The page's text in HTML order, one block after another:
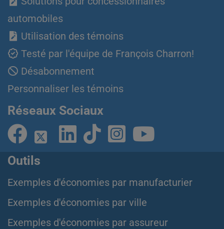
automobiles
Utilisation des témoins
Testé par l'équipe de François Charron!
Désabonnement
Personnaliser les témoins
Réseaux Sociaux
Outils
Exemples d'économies par manufacturier
Exemples d'économies par ville
Exemples d'économies par assureur